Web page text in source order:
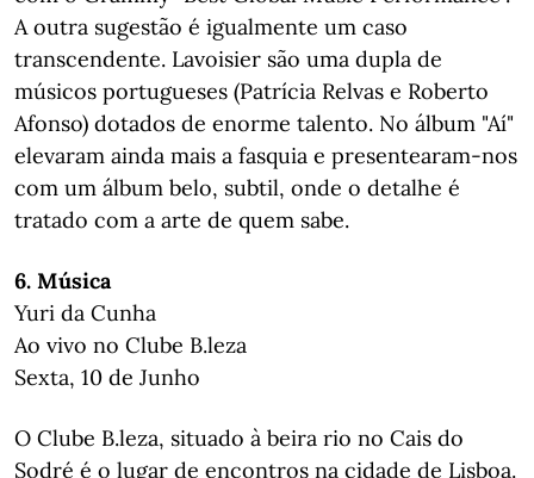
A outra sugestão é igualmente um caso
transcendente. Lavoisier são uma dupla de
músicos portugueses (Patrícia Relvas e Roberto
Afonso) dotados de enorme talento. No álbum "Aí"
elevaram ainda mais a fasquia e presentearam-nos
com um álbum belo, subtil, onde o detalhe é
tratado com a arte de quem sabe.
6. Música
Yuri da Cunha
Ao vivo no Clube B.leza
Sexta, 10 de Junho
O Clube B.leza, situado à beira rio no Cais do
Sodré é o lugar de encontros na cidade de Lisboa.